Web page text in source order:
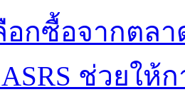
อกซื้อจากตล
ช่วยให้